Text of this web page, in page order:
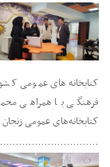
کتابخانه‌های عمومی
فرهنگی با همراهی
کتابخانه‌های عمومی زنجان